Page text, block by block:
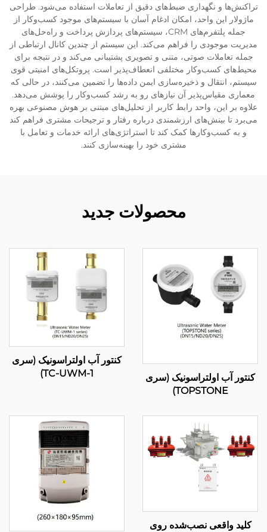
تراکنش‌ها و نگهداری ضبط‌های دقیق از تعاملات استفاده می‌شود. طراحی
ماژولار این واحد، امکان ادغام آسان با سیستم‌های موجود کسب‌وکار از
جمله پلتفرم‌های CRM، سیستم‌های پردازش پرداخت و راه‌حل‌های
مدیریت موجودی را فراهم می‌کند. این سیستم از چندین کانال ارتباطی از
جمله تعاملات صوتی، متنی و تصویری پشتیبانی می‌کند و در نتیجه برای
محیط‌های کسب‌وکار مختلفی انعطاف‌پذیر است. پروتکل‌های امنیتی قوی
سیستم، انتقال و ذخیره‌سازی ایمن داده‌ها را تضمین می‌کنند، در حالی که
معماری مقیاس‌پذیر آن نیازهای رو به رشد کسب‌وکار را پوشش می‌دهد.
علاوه بر این، واحد رابط کاربر از تحلیل‌های مبتنی بر هوش مصنوعی بهره
می‌برد تا بینش‌های ارزشمندی درباره رفتار و ترجیحات مشتری فراهم کند
و به کسب‌وکارها کمک کند تا استراتژی‌های ارائه خدمات و تعامل با
مشتری خود را بهینه‌سازی کنند.
محصولات جدید
کنتور آب اولتراسونیک (سری
TOPSTONE)
کنتور آب اولتراسونیک (سری
TC-UWM-1)
کلید واقعی نصب‌شده روی